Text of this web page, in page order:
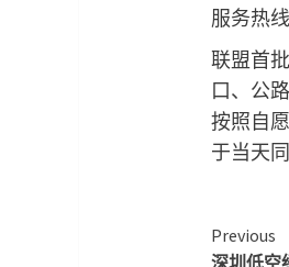
服务热线
联盟首
口、公
按照自
于当天
Previous
深圳低空